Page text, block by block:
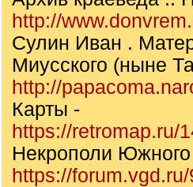
http://
Сулин Иван .
Миусского (ныне
http://
Карты -
https://retromap.ru/
Некрополи Южного
https://